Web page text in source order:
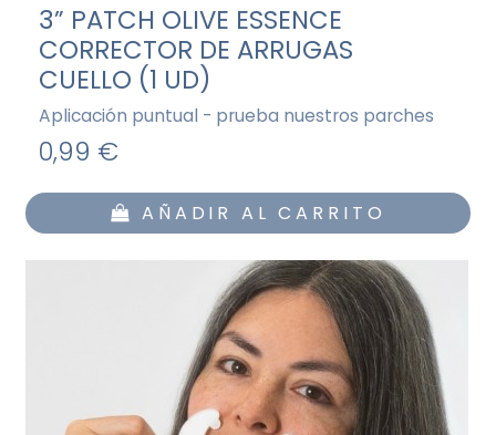
3” PATCH OLIVE ESSENCE
CORRECTOR DE ARRUGAS
CUELLO (1 UD)
Aplicación puntual - prueba nuestros parches
0,99 €
AÑADIR AL CARRITO